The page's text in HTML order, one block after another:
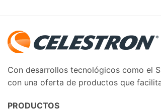
Con desarrollos tecnológicos como el
con una oferta de productos que
PRODUCTOS